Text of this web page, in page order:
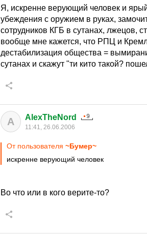
Я, искренне верующий человек и
убеждения с оружием в руках,
сотрудников КГБ в сутанах, лжецов,
вообще мне кажется, что РПЦ и
дестабилизация общества =
сутанах и скажут "ти кито такой?
A AlexTheNord
11:41, 26.06.2006
От пользователя ~Бумер~
искренне верующий человек
Во что или в кого верите-то?